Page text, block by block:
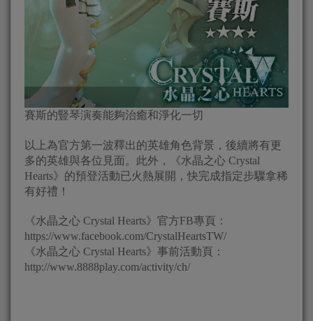
賽斯的豎琴演奏能夠治癒和淨化一切
以上為官方第一波釋出的英雄角色背景，後續將有更
多的英雄與各位見面。此外，《水晶之心 Crystal
Hearts》的預登活動已火熱展開，快完成指定步驟拿稀
有好禮！
《水晶之心 Crystal Hearts》官方FB專頁：
https://www.facebook.com/CrystalHeartsTW/
《水晶之心 Crystal Hearts》事前活動頁：
http://www.8888play.com/activity/ch/